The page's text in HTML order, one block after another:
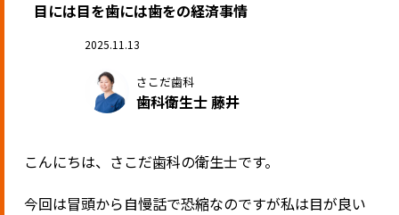
目には目を歯には歯をの経済事情
2025.11.13
さこだ歯科
歯科衛生士 藤井
こんにちは、さこだ歯科の衛生士です。
今回は冒頭から自慢話で恐縮なのですが私は目が良い